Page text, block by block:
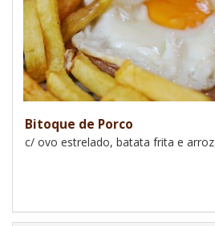
Bitoque de Porco
c/ ovo estrelado, batata frita e arroz